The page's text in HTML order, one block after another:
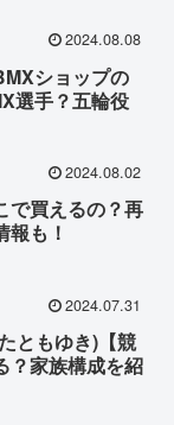
2024.08.08
ショップの
選手？五輪役
2024.08.02
で買えるの？再
報も！
2024.07.31
ともゆき)【競
？家族構成を紹